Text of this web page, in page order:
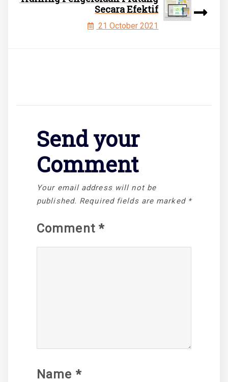
Secara Efektif
21 October 2021
Send your
Comment
Your email address will not be
published. Required fields are marked *
Comment *
Name *